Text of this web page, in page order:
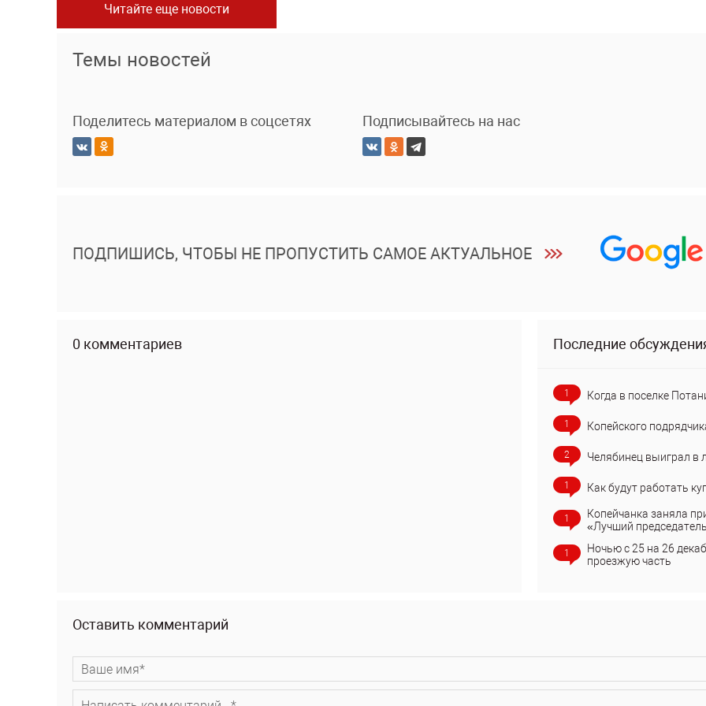
Читайте еще новости
Темы новостей
Поделитесь материалом в соцсетях Подписывайтесь на нас
ПОДПИШИСЬ, ЧТОБЫ НЕ ПРОПУСТИТЬ САМОЕ АКТУАЛЬНОЕ
0 комментариев Последние
1 Когда в поселке
1 Копейского
2 Челябинец выиграл в
1 Как будут работать
1
Копейчанка заняла
«Лучший
1
Ночью с 25 на 26
проезжую часть
Оставить комментарий